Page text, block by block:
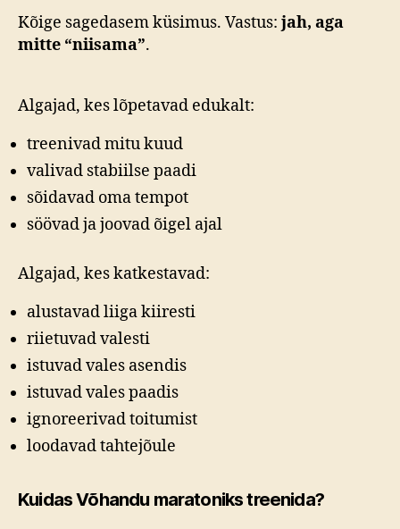
Kõige sagedasem küsimus. Vastus: jah, aga
mitte “niisama”.
Algajad, kes lõpetavad edukalt:
treenivad mitu kuud
valivad stabiilse paadi
sõidavad oma tempot
söövad ja joovad õigel ajal
Algajad, kes katkestavad:
alustavad liiga kiiresti
riietuvad valesti
istuvad vales asendis
istuvad vales paadis
ignoreerivad toitumist
loodavad tahtejõule
Kuidas Võhandu maratoniks treenida?